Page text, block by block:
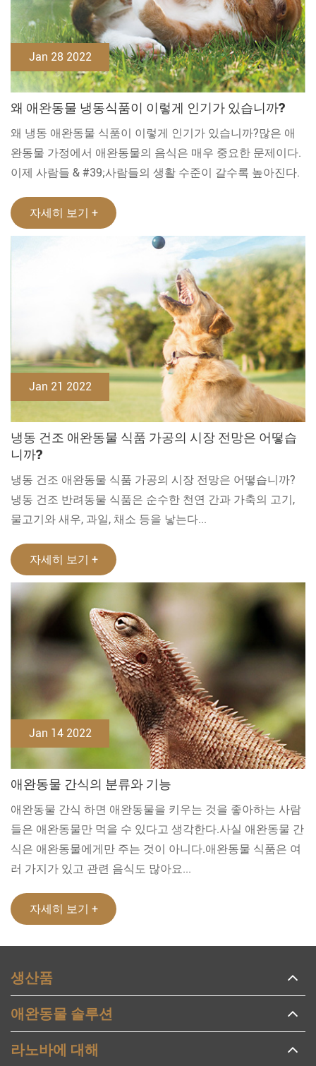
Jan 28 2022
왜 애완동물 냉동식품이 이렇게 인기가 있습니까?
왜 냉동 애완동물 식품이 이렇게 인기가 있습니까?많은 애
완동물 가정에서 애완동물의 음식은 매우 중요한 문제이다.
이제 사람들 & #39;사람들의 생활 수준이 갈수록 높아진다.
자세히 보기 +
Jan 21 2022
냉동 건조 애완동물 식품 가공의 시장 전망은 어떻습
니까?
냉동 건조 애완동물 식품 가공의 시장 전망은 어떻습니까?
냉동 건조 반려동물 식품은 순수한 천연 간과 가축의 고기,
물고기와 새우, 과일, 채소 등을 낳는다...
자세히 보기 +
Jan 14 2022
애완동물 간식의 분류와 기능
애완동물 간식 하면 애완동물을 키우는 것을 좋아하는 사람
들은 애완동물만 먹을 수 있다고 생각한다.사실 애완동물 간
식은 애완동물에게만 주는 것이 아니다.애완동물 식품은 여
러 가지가 있고 관련 음식도 많아요...
자세히 보기 +
생산품
애완동물 솔루션
라노바에 대해